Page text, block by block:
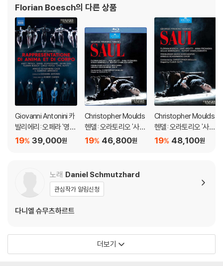
- 에밀리오 데 카발리에리(1550~1602)는 그 부친도 유명하다. 피렌체
출신의 천재미술가 미켈란젤로가 로마에 체류하던 당시 자기보다 40세
가량이나 어린 귀족 청년 토마소 카발리에리에게 반해 연심을 담은 시도
여럿 썼는데, 토마소의 둘째 아들이 바로 에밀리오인 것이다. 에밀리오는
음악적 재능이 뛰어났지만 귀족 집안의 자제답게 외교관으로도 활동했고,
로마 추기경이 메디치 가문과의 연결고리를 위해 피렌체에 파견했을 때 그
곳 카메라타 멤버들과 친분을 맺었다. 극음악의 이론적 기초를 접한 것도
피렌체에서의 일이다.
- 캐나다 오페라 연출가 로버트 카슨(1954~)은 1980년대 중반에 등장
해 오랜 전성기를 구가하고 있다. 원래 19세기 오페라가 장기였지만 몬테
베르디의 오페라에 관심을 갖고 바로크 오페라에도 진출하더니 결국 가장
초기 오페라까지 망라하게 되었다. 본 공연의 프롤로그는 카슨이 직접 고
DVD/ Blu-ray 구매시 참고 사항 안내드립니다.
※ 4K블루레이, 3D 블루레이 재생 관련 안내
이트, 대용량 케이블 사용이 필수입니다.
2) 3D 블루레이는 전용 플레이어와 3D 지원 TV를 통해서만 재생 가능합
Florian Boesch의 다른 상품
Giovanni Antonini 카
발리에리: 오페라 '영혼
과 육체의 묘사' (Caval
39,000원
19%
Christopher Moulds
헨델: 오라토리오 '사울'
(Handel: Saul)
46,800원
19%
Christopher Moulds
헨델: 오라토리오 '사울'
(Handel: Saul)
48,100원
19%
노래 Daniel Schmutzhard
관심작가 알림신청
다니엘 슈무츠하르트
더보기